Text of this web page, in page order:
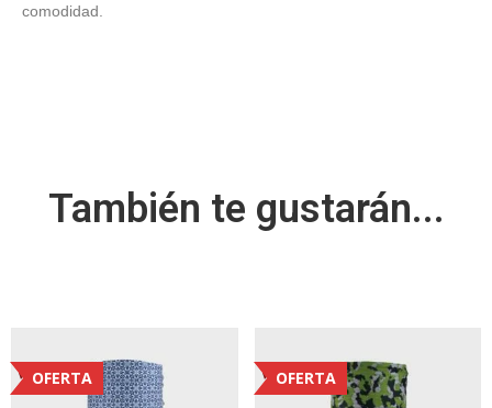
comodidad.
También te gustarán...
OFERTA OFERTA